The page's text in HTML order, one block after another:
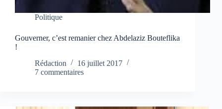
Politique
Gouverner, c’est remanier chez Abdelaziz Bouteflika
!
Rédaction
16 juillet 2017
7 commentaires